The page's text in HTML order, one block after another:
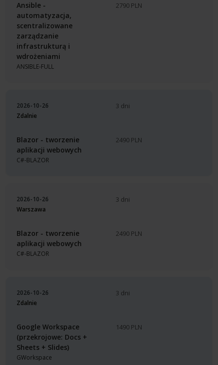
Ansible -
automatyzacja,
scentralizowane
zarządzanie
infrastrukturą i
wdrożeniami
ANSIBLE-FULL
2790 PLN
2026-10-26
Zdalnie
Blazor - tworzenie
aplikacji webowych
C#-BLAZOR
3 dni
2490 PLN
2026-10-26
Warszawa
Blazor - tworzenie
aplikacji webowych
C#-BLAZOR
3 dni
2490 PLN
2026-10-26
Zdalnie
Google Workspace
(przekrojowe: Docs +
Sheets + Slides)
GWorkspace
3 dni
1490 PLN